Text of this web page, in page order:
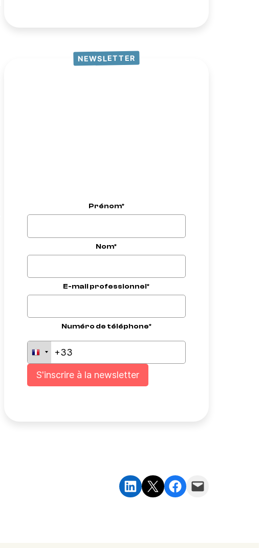
NEWSLETTER
Prénom*
Nom*
E-mail professionnel*
Numéro de téléphone*
Partager sur LinkedIn
Partager sur X Partager sur Facebook
Envoyer cette page par e-mail